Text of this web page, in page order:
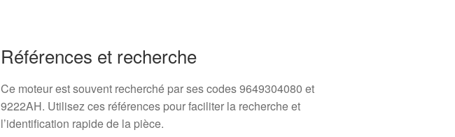
Références et recherche
Ce moteur est souvent recherché par ses codes 9649304080 et
9222AH. Utilisez ces références pour faciliter la recherche et
l’identification rapide de la pièce.